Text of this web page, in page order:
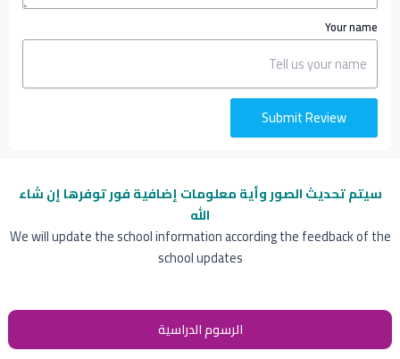
سيتم تحديث الصور وأية معلومات إضافيةفور توفرها إن شاء
الله
We will update the school information according the feedback of the
school updates
الرسوم الدراسية
Your name
Submit Review